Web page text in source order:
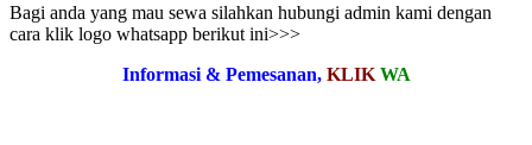
Bagi anda yang mau sewa silahkan hubungi admin kami dengan
cara klik logo whatsapp berikut ini>>>
Informasi & Pemesanan, KLIK WA